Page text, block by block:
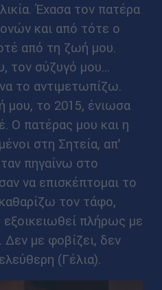
Έχασα τον πατέρα
και από τότε ο
από τη ζωή μου.
σύζυγό μου...
το αντιμετωπίζω.
μου, το 2015, ένιωσα
Ο πατέρας μου και η
στη Σητεία, απ’
πηγαίνω στο
να επισκέπτομαι το
τον τάφο,
πλήρως με
Δεν με φοβίζει, δεν
(Γέλια).